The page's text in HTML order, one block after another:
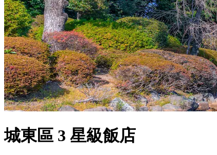
城東區 3 星級飯店